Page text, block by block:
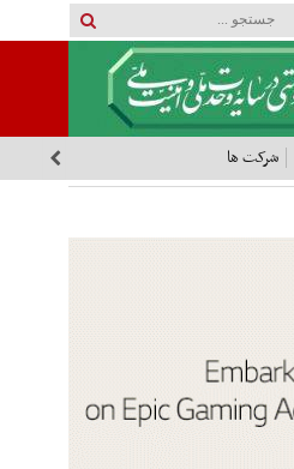
شرکت ها